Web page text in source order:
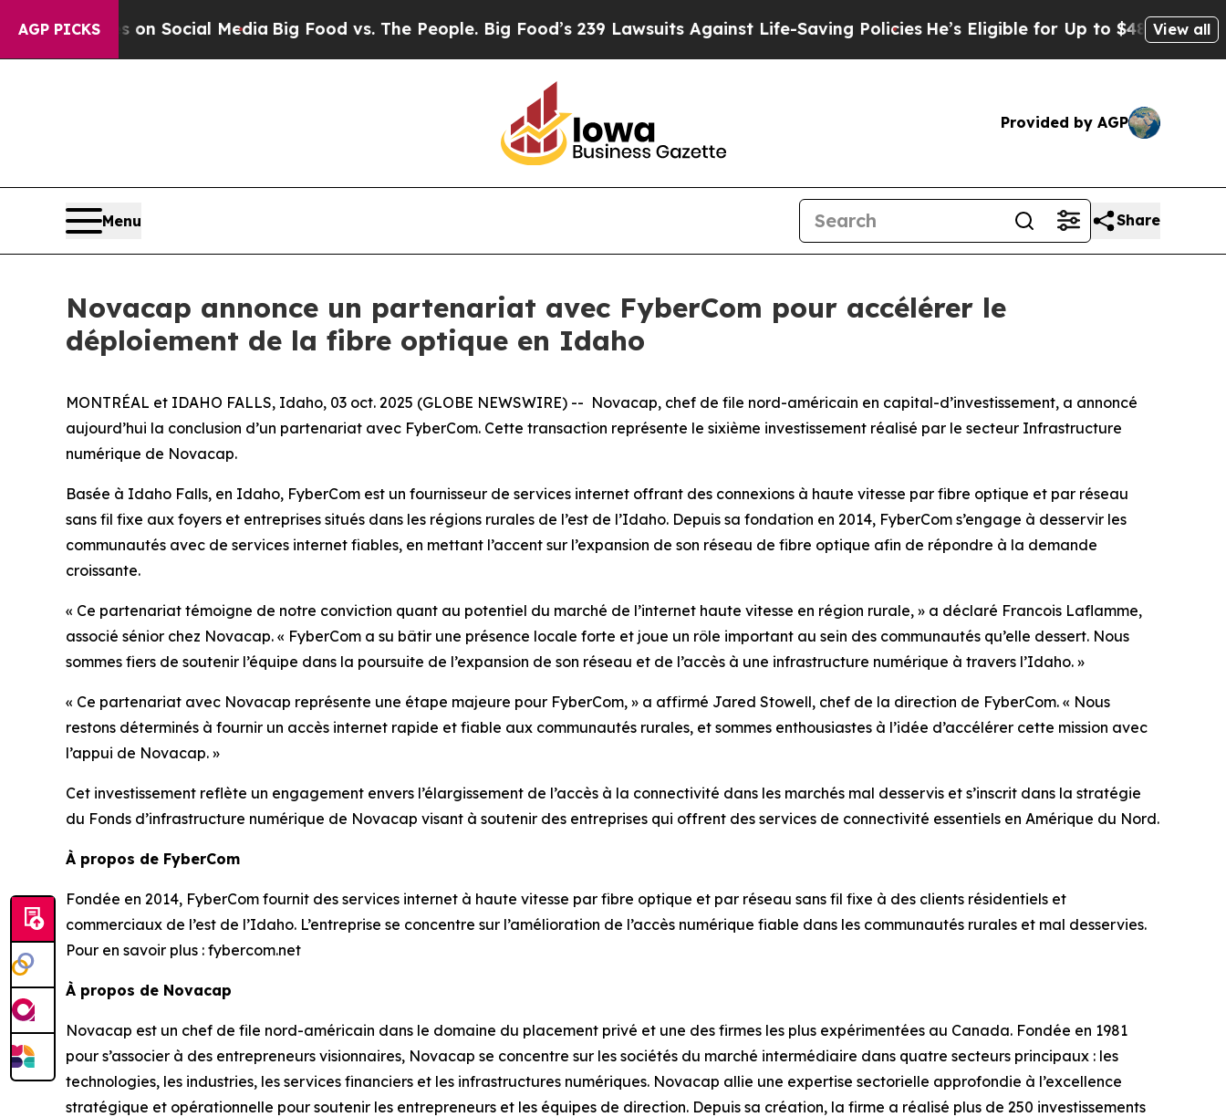
AGP PICKSon Social Media Big Food vs. The People. Big Food’s 239 Lawsuits Against Life-Saving PoliciesHe’s Eligible for Up to $480,000 After
View all
Provided by AGP
Menu Share
Novacap annonce un partenariat avec FyberCom pour accélérer le
déploiement de la fibre optique en Idaho
MONTRÉAL et IDAHO FALLS, Idaho, 03 oct. 2025 (GLOBE NEWSWIRE) -- Novacap, chef de file nord-américain en capital-d’investissement, a annoncé
aujourd’hui la conclusion d’un partenariat avec FyberCom. Cette transaction représente le sixième investissement réalisé par le secteur Infrastructure
numérique de Novacap.
Basée à Idaho Falls, en Idaho, FyberCom est un fournisseur de services internet offrant des connexions à haute vitesse par fibre optique et par réseau
sans fil fixe aux foyers et entreprises situés dans les régions rurales de l’est de l’Idaho. Depuis sa fondation en 2014, FyberCom s’engage à desservir les
communautés avec de services internet fiables, en mettant l’accent sur l’expansion de son réseau de fibre optique afin de répondre à la demande
croissante.
« Ce partenariat témoigne de notre conviction quant au potentiel du marché de l’internet haute vitesse en région rurale, » a déclaré Francois Laflamme,
associé sénior chez Novacap. « FyberCom a su bâtir une présence locale forte et joue un rôle important au sein des communautés qu’elle dessert. Nous
sommes fiers de soutenir l’équipe dans la poursuite de l’expansion de son réseau et de l’accès à une infrastructure numérique à travers l’Idaho. »
« Ce partenariat avec Novacap représente une étape majeure pour FyberCom, » a affirmé Jared Stowell, chef de la direction de FyberCom. « Nous
restons déterminés à fournir un accès internet rapide et fiable aux communautés rurales, et sommes enthousiastes à l’idée d’accélérer cette mission avec
l’appui de Novacap. »
Cet investissement reflète un engagement envers l’élargissement de l’accès à la connectivité dans les marchés mal desservis et s’inscrit dans la stratégie
du Fonds d’infrastructure numérique de Novacap visant à soutenir des entreprises qui offrent des services de connectivité essentiels en Amérique du Nord.
À propos de FyberCom
Fondée en 2014, FyberCom fournit des services internet à haute vitesse par fibre optique et par réseau sans fil fixe à des clients résidentiels et
commerciaux de l’est de l’Idaho. L’entreprise se concentre sur l’amélioration de l’accès numérique fiable dans les communautés rurales et mal desservies.
Pour en savoir plus : fybercom.net
À propos de Novacap
Novacap est un chef de file nord-américain dans le domaine du placement privé et une des firmes les plus expérimentées au Canada. Fondée en 1981
pour s’associer à des entrepreneurs visionnaires, Novacap se concentre sur les sociétés du marché intermédiaire dans quatre secteurs principaux : les
technologies, les industries, les services financiers et les infrastructures numériques. Novacap allie une expertise sectorielle approfondie à l’excellence
stratégique et opérationnelle pour soutenir les entrepreneurs et les équipes de direction. Depuis sa création, la firme a réalisé plus de 250 investissements